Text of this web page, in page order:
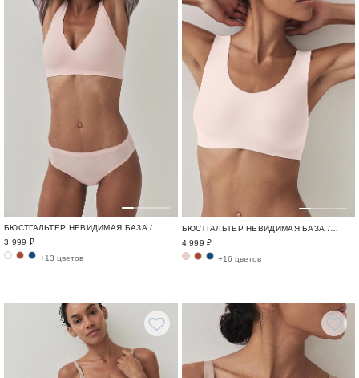
3 999 ₽
+13 цветов
БЮСТГАЛЬТЕР НЕВИДИМАЯ БАЗА / INVISIBLE
4 999 ₽
+16 цветов